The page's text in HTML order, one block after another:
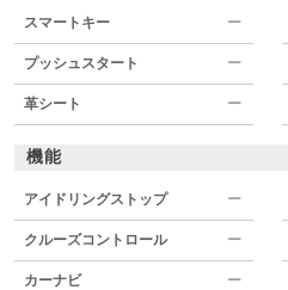
スマートキー ー
プッシュスタート ー
革シート ー
機能
アイドリングストップ ー
クルーズコントロール ー
カーナビ ー